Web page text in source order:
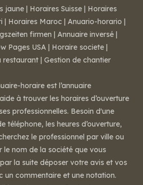
jaune | Horaires Suisse | Horaires
| Horaires Maroc | Anuario-horario |
firmen | Annuaire inversé |
Pages USA | Horaire societe |
restaurant | Gestion de chantier
horaire est l’annuaire
à trouver les horaires d’ouverture
professionnelles. Besoin d'une
téléphone, les heures d’ouverture,
le professionnel par ville ou
nom de la société que vous
la suite déposer votre avis et vos
un commentaire et une notation.